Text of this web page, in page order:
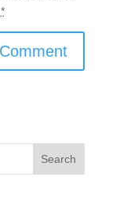
*